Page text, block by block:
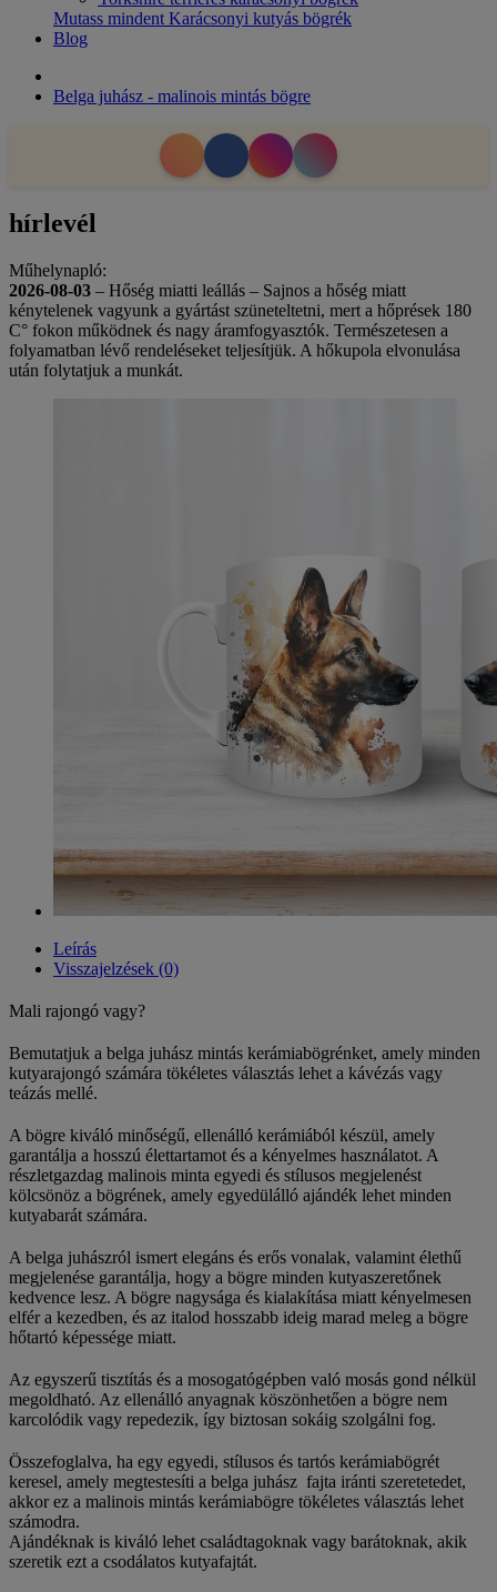
Mutass mindent Karácsonyi kutyás bögrék
Blog
Belga juhász - malinois mintás bögre
hírlevél
Műhelynapló:
2026-08-03 – Hőség miatti leállás – Sajnos a hőség miatt
kénytelenek vagyunk a gyártást szüneteltetni, mert a hőprések 180
C° fokon működnek és nagy áramfogyasztók. Természetesen a
folyamatban lévő rendeléseket teljesítjük. A hőkupola elvonulása
után folytatjuk a munkát.
Leírás
Visszajelzések (0)
Mali rajongó vagy?
Bemutatjuk a belga juhász mintás kerámiabögrénket, amely minden
kutyarajongó számára tökéletes választás lehet a kávézás vagy
teázás mellé.
A bögre kiváló minőségű, ellenálló kerámiából készül, amely
garantálja a hosszú élettartamot és a kényelmes használatot. A
részletgazdag malinois minta egyedi és stílusos megjelenést
kölcsönöz a bögrének, amely egyedülálló ajándék lehet minden
kutyabarát számára.
A belga juhászról ismert elegáns és erős vonalak, valamint élethű
megjelenése garantálja, hogy a bögre minden kutyaszeretőnek
kedvence lesz. A bögre nagysága és kialakítása miatt kényelmesen
elfér a kezedben, és az italod hosszabb ideig marad meleg a bögre
hőtartó képessége miatt.
Az egyszerű tisztítás és a mosogatógépben való mosás gond nélkül
megoldható. Az ellenálló anyagnak köszönhetően a bögre nem
karcolódik vagy repedezik, így biztosan sokáig szolgálni fog.
Összefoglalva, ha egy egyedi, stílusos és tartós kerámiabögrét
keresel, amely megtestesíti a belga juhász fajta iránti szeretetedet,
akkor ez a malinois mintás kerámiabögre tökéletes választás lehet
számodra.
Ajándéknak is kiváló lehet családtagoknak vagy barátoknak, akik
szeretik ezt a csodálatos kutyafajtát.